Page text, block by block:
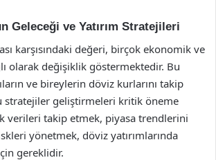
Geleceği ve Yatırım Stratejileri
karşısındaki değeri, birçok ekonomik ve
olarak değişiklik göstermektedir. Bu
ve bireylerin döviz kurlarını takip
stratejiler geliştirmeleri kritik öneme
verileri takip etmek, piyasa trendlerini
yönetmek, döviz yatırımlarında
gereklidir.